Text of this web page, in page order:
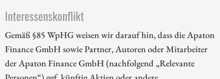
Interessenskonflikt
Gemäß §85 WpHG weisen wir darauf hin, dass die Apaton
Finance GmbH sowie Partner, Autoren oder Mitarbeiter
der Apaton Finance GmbH (nachfolgend „Relevante